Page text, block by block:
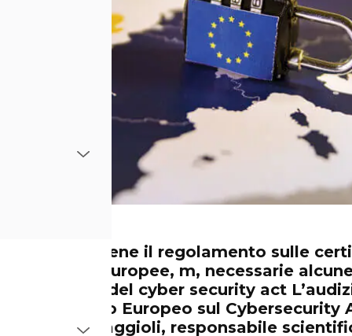
Faggioli: Bene il regolamento sulle
sicurezza europee, m, necessarie
alla bozza del cyber security act
Parlamento Europeo sul Cybersecurity
Gabriele Faggioli, responsabile